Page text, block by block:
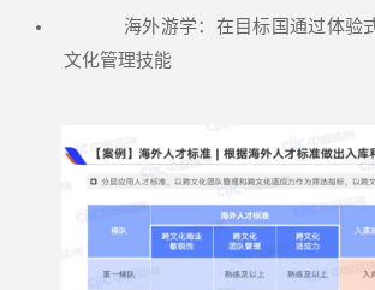
海外游学：在目标国通过体验
文化管理技能